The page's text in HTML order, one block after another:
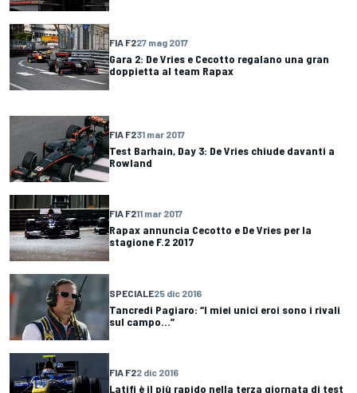
FIA F227 mag 2017
Gara 2: De Vries e Cecotto regalano una gran
doppietta al team Rapax
FIA F231 mar 2017
Test Barhain, Day 3: De Vries chiude davanti a
Rowland
FIA F211 mar 2017
Rapax annuncia Cecotto e De Vries per la
stagione F.2 2017
SPECIALE25 dic 2016
Tancredi Pagiaro: “I miei unici eroi sono i rivali
sul campo...”
FIA F22 dic 2016
Latifi è il più rapido nella terza giornata di test